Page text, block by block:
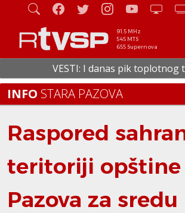
91.5 MHz
545 MTS
655 Supernova
VESTI: I danas pik toplotnog
INFO STARA PAZOVA
Raspored
teritoriji opštine
Pazova za sredu